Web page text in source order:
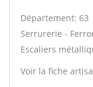
Département: 63
Serrurerie -
Escaliers
Voir la fiche